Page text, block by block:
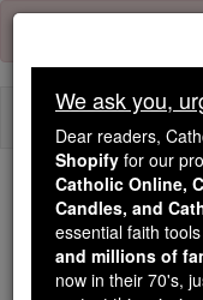
Skip
content
Because
Students
Faith
We ask you,
Dear readers,
Shopify for our
Catholic Online,
Candles, and
essential faith
and millions of
now in their 70's,